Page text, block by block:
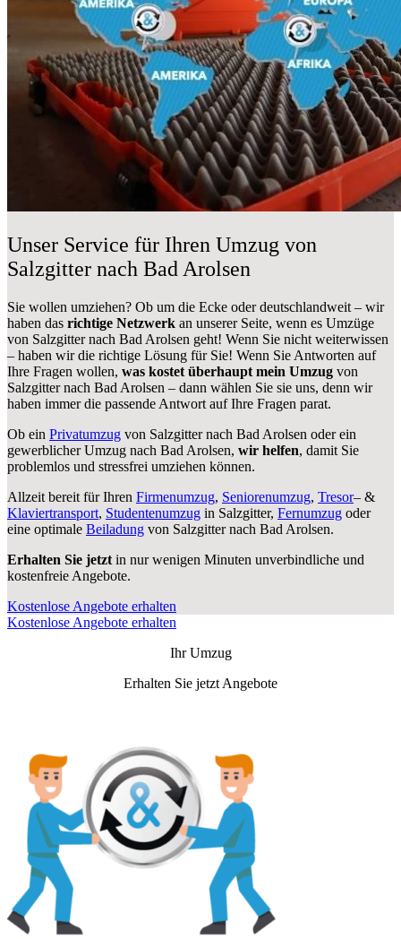
Unser Service für Ihren Umzug von
Salzgitter nach Bad Arolsen
Sie wollen umziehen? Ob um die Ecke oder deutschlandweit – wir
haben das richtige Netzwerk an unserer Seite, wenn es Umzüge
von Salzgitter nach Bad Arolsen geht! Wenn Sie nicht weiterwissen
– haben wir die richtige Lösung für Sie! Wenn Sie Antworten auf
Ihre Fragen wollen, was kostet überhaupt mein Umzug von
Salzgitter nach Bad Arolsen – dann wählen Sie sie uns, denn wir
haben immer die passende Antwort auf Ihre Fragen parat.
Ob ein Privatumzug von Salzgitter nach Bad Arolsen oder ein
gewerblicher Umzug nach Bad Arolsen, wir helfen, damit Sie
problemlos und stressfrei umziehen können.
Allzeit bereit für Ihren Firmenumzug, Seniorenumzug, Tresor– &
Klaviertransport, Studentenumzug in Salzgitter, Fernumzug oder
eine optimale Beiladung von Salzgitter nach Bad Arolsen.
Erhalten Sie jetzt in nur wenigen Minuten unverbindliche und
kostenfreie Angebote.
Kostenlose Angebote erhalten
Kostenlose Angebote erhalten
Ihr Umzug
Erhalten Sie jetzt Angebote